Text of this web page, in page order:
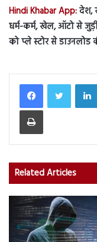
Hindi Khabar App:देश,
धर्म-कर्म, खेल, ऑटो से
को प्ले स्टोर से डाउनलोड
Print
Related Articles